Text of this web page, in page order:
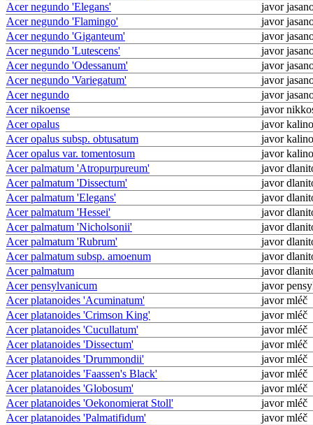
Acer negundo 'Elegans'
javor
Acer negundo 'Flamingo'
javor
Acer negundo 'Giganteum'
javor
Acer negundo 'Lutescens'
javor
Acer negundo 'Odessanum'
javor
Acer negundo 'Variegatum'
javor
Acer negundo
javor
Acer nikoense
javor
Acer opalus
javor
Acer opalus subsp. obtusatum
javor
Acer opalus var. tomentosum
javor
Acer palmatum 'Atropurpureum'
javor
Acer palmatum 'Dissectum'
javor
Acer palmatum 'Elegans'
javor
Acer palmatum 'Hessei'
javor
Acer palmatum 'Nicholsonii'
javor
Acer palmatum 'Rubrum'
javor
Acer palmatum subsp. amoenum
javor
Acer palmatum
javor
Acer pensylvanicum
javor
Acer platanoides 'Acuminatum'
javor mléč
Acer platanoides 'Crimson King'
javor mléč
Acer platanoides 'Cucullatum'
javor mléč
Acer platanoides 'Dissectum'
javor mléč
Acer platanoides 'Drummondii'
javor mléč
Acer platanoides 'Faassen's Black'
javor mléč
Acer platanoides 'Globosum'
javor mléč
Acer platanoides 'Oekonomierat Stoll'
javor mléč
Acer platanoides 'Palmatifidum'
javor mléč